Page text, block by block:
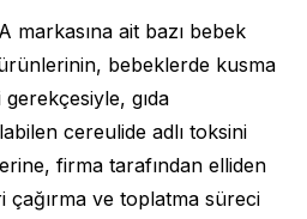
markasına ait bazı bebek
bebeklerde kusma
gıda
cereulide adlı toksini
firma tarafından elliden
ve toplatma süreci